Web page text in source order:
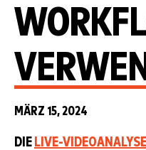
MÄRZ 15, 2024
DIE LIVE-VIDEOANALYSE